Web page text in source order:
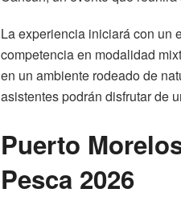
La experiencia iniciará con un
competencia en modalidad
en un ambiente rodeado de
asistentes podrán disfrutar de
Puerto
Pesca 2026